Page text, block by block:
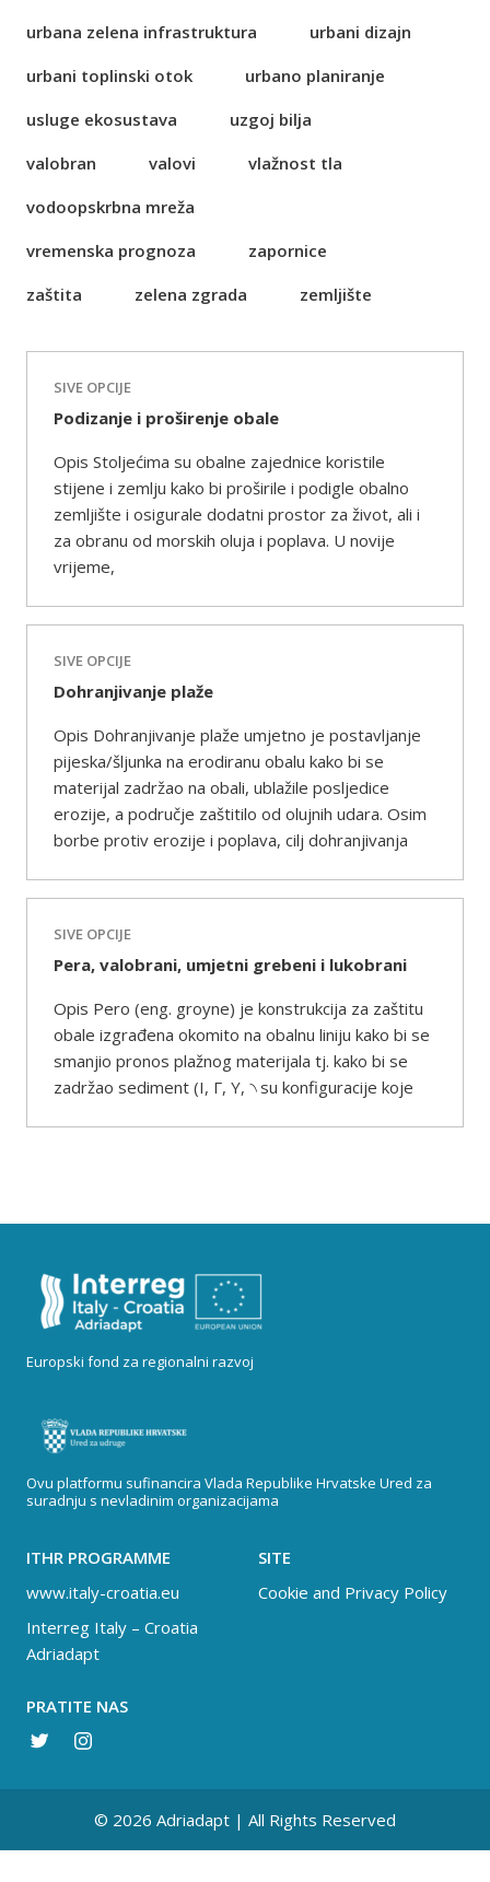
urbana zelena infrastruktura
urbani dizajn
urbani toplinski otok
urbano planiranje
usluge ekosustava
uzgoj bilja
valobran
valovi
vlažnost tla
vodoopskrbna mreža
vremenska prognoza
zapornice
zaštita
zelena zgrada zemljište
SIVE OPCIJE
Podizanje i proširenje obale
Opis Stoljećima su obalne zajednice koristile
stijene i zemlju kako bi proširile i podigle obalno
zemljište i osigurale dodatni prostor za život, ali i
za obranu od morskih oluja i poplava. U novije
vrijeme,
SIVE OPCIJE
Dohranjivanje plaže
Opis Dohranjivanje plaže umjetno je postavljanje
pijeska/šljunka na erodiranu obalu kako bi se
materijal zadržao na obali, ublažile posljedice
erozije, a područje zaštitilo od olujnih udara. Osim
borbe protiv erozije i poplava, cilj dohranjivanja
SIVE OPCIJE
Pera, valobrani, umjetni grebeni i lukobrani
Opis Pero (eng. groyne) je konstrukcija za zaštitu
obale izgrađena okomito na obalnu liniju kako bi se
smanjio pronos plažnog materijala tj. kako bi se
zadržao sediment (I, Γ, Y, ৲ su konfiguracije koje
Europski fond za regionalni razvoj
Ovu platformu sufinancira Vlada Republike Hrvatske Ured za
suradnju s nevladinim organizacijama
ITHR PROGRAMME
www.italy-croatia.eu
Interreg Italy – Croatia
Adriadapt
SITE
Cookie and Privacy Policy
PRATITE NAS
© 2026 Adriadapt | All Rights Reserved